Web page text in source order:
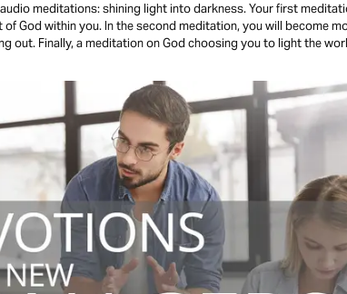
shining light into darkness. Your first meditation will
meditation, you will become more
to light the world